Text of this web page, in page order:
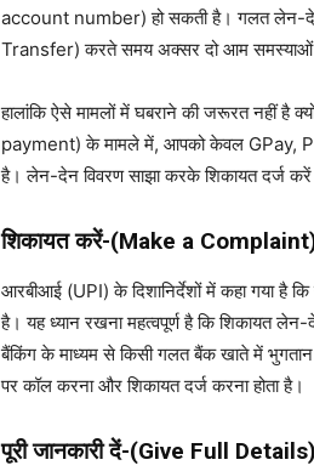
account number) हो सकती है। गलत लेन-
Transfer) करते समय अक्सर दो आम समस्याओं
हालांकि ऐसे मामलों में घबराने की जरूरत नहीं
payment) के मामले में, आपको केवल GPay,
है। लेन-देन विवरण साझा करके शिकायत दर्ज
शिकायत करें-(Make a
आरबीआई (UPI) के दिशानिर्देशों में कहा गया है
है। यह ध्यान रखना महत्वपूर्ण है कि शिकायत
बैंकिंग के माध्यम से किसी गलत बैंक खाते में भुगतान
पर कॉल करना और शिकायत दर्ज करना होता है।
पूरी जानकारी दें-(Give Full Details)